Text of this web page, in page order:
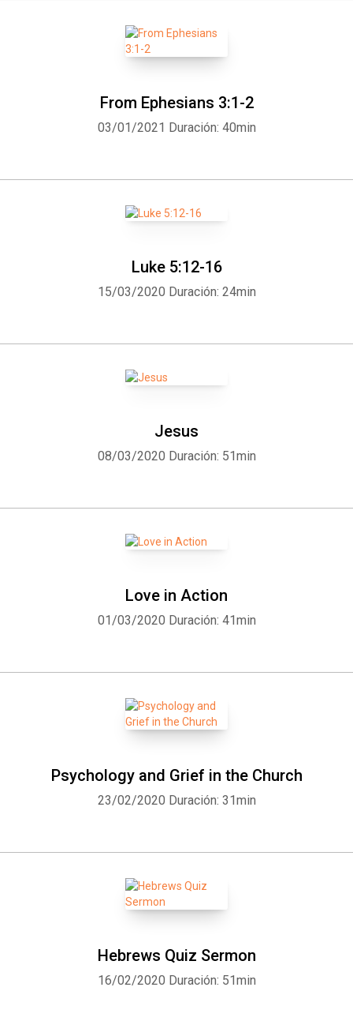
From Ephesians 3:1-2
03/01/2021 Duración: 40min
Luke 5:12-16
15/03/2020 Duración: 24min
Jesus
08/03/2020 Duración: 51min
Love in Action
01/03/2020 Duración: 41min
Psychology and Grief in the Church
23/02/2020 Duración: 31min
Hebrews Quiz Sermon
16/02/2020 Duración: 51min